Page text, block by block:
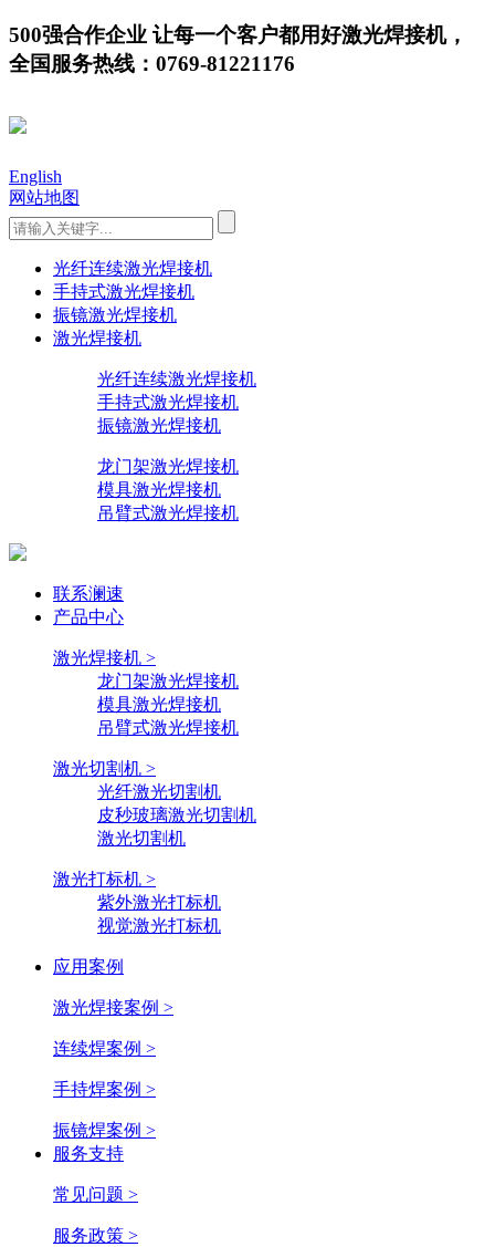
500强合作企业 让每一个客户都用好激光焊接机，
全国服务热线：0769-81221176
English
网站地图
光纤连续激光焊接机
手持式激光焊接机
振镜激光焊接机
激光焊接机
光纤连续激光焊接机
手持式激光焊接机
振镜激光焊接机
龙门架激光焊接机
模具激光焊接机
吊臂式激光焊接机
联系澜速
产品中心
激光焊接机 >
龙门架激光焊接机
模具激光焊接机
吊臂式激光焊接机
激光切割机 >
光纤激光切割机
皮秒玻璃激光切割机
激光切割机
激光打标机 >
紫外激光打标机
视觉激光打标机
应用案例
激光焊接案例 >
连续焊案例 >
手持焊案例 >
振镜焊案例 >
服务支持
常见问题 >
服务政策 >